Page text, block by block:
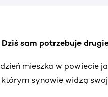
sam potrzebuje
mieszka w powiecie
synowie widzą